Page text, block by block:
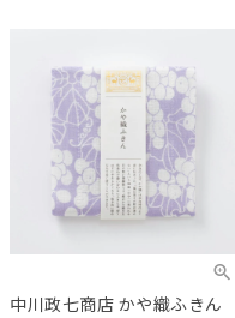
中川政七商店 かや織ふきん